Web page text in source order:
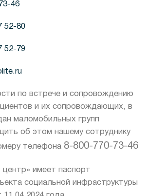
46
52-80
52-79
по встрече и сопровождению
и их сопровождающих, в
маломобильных групп
об этом нашему сотруднику
телефона 8-800-770-73-46
имеет паспорт
социальной инфраструктуры